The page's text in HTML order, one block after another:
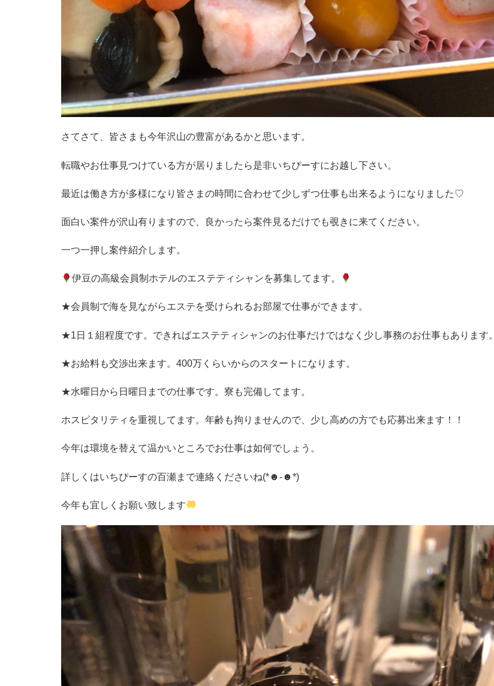
さてさて、皆さまも今年沢山の豊富があるかと思います。
転職やお仕事見つけている方が居りましたら是非いちぴーすにお越し下さい。
最近は働き方が多様になり皆さまの時間に合わせて少しずつ仕事も出来るようになりました♡
面白い案件が沢山有りますので、良かったら案件見るだけでも覗きに来てください。
一つ一押し案件紹介します。
伊豆の高級会員制ホテルのエステティシャンを募集してます。
★会員制で海を見ながらエステを受けられるお部屋で仕事ができます。
★1日１組程度です。できればエステティシャンのお仕事だけではなく少し事務のお仕事もあります。
★お給料も交渉出来ます。400万くらいからのスタートになります。
★水曜日から日曜日までの仕事です。寮も完備してます。
ホスピタリティを重視してます。年齢も拘りませんので、少し高めの方でも応募出来ます！！
今年は環境を替えて温かいところでお仕事は如何でしょう。
詳しくはいちぴーすの百瀬まで連絡くださいね(*☻-☻*)
今年も宜しくお願い致します